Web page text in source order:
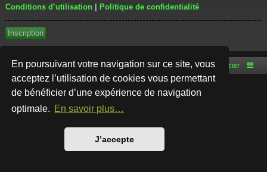
En poursuivant votre navigation sur ce site, vous
acceptez l’utilisation de cookies vous permettant
de bénéficier d’une expérience de navigation
optimale. En savoir plus…
J’accepte
Conditions d’utilisation | Politique de confidentialité
Inscription
Accueil du forum Nous contacter
Développé parphpBB® Forum Software © phpBB Limited
Style par
Traduction française officielle